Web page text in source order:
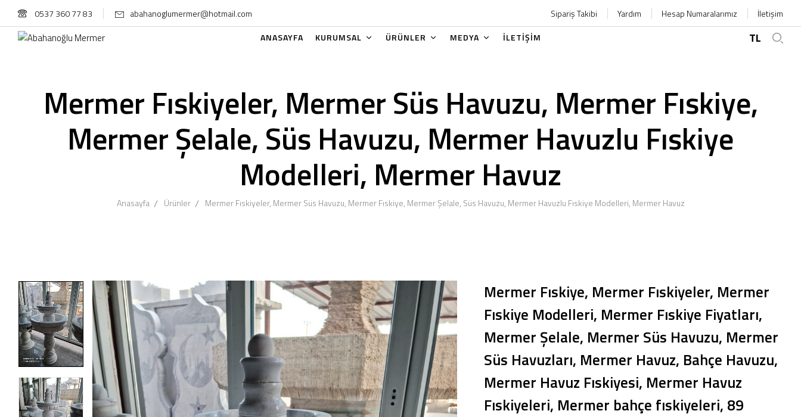
0537 360 77 83 abahanoglumermer@hotmail.com Sipariş Takibi Yardım Hesap Numaralarımız
İletişim
ANASAYFA
KURUMSAL ÜRÜNLER MEDYA İLETİŞİM TL
Mermer Fıskiyeler, Mermer Süs Havuzu, Mermer Fıskiye,
Mermer Şelale, Süs Havuzu, Mermer Havuzlu Fıskiye
Modelleri, Mermer Havuz
Anasayfa Ürünler Mermer Fıskiyeler, Mermer Süs Havuzu, Mermer Fıskiye, Mermer Şelale, Süs Havuzu, Mermer Havuzlu Fıskiye Modelleri, Mermer Havuz
Mermer Fıskiye, Mermer Fıskiyeler, Mermer
Fıskiye Modelleri, Mermer Fıskiye Fiyatları,
Mermer Şelale, Mermer Süs Havuzu, Mermer
Süs Havuzları, Mermer Havuz, Bahçe Havuzu,
Mermer Havuz Fıskiyesi, Mermer Havuz
Fıskiyeleri, Mermer bahçe fıskiyeleri, 89